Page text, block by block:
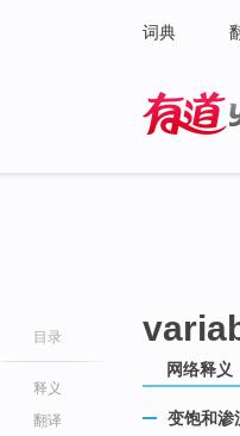
词典
目录
释义
翻译
网络释义
变饱和渗